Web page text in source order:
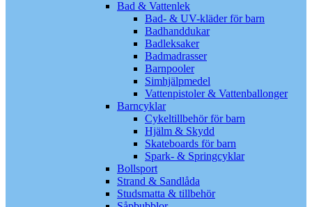
Bad & Vattenlek
Bad- & UV-kläder för barn
Badhanddukar
Badleksaker
Badmadrasser
Barnpooler
Simhjälpmedel
Vattenpistoler & Vattenballonger
Barncyklar
Cykeltillbehör för barn
Hjälm & Skydd
Skateboards för barn
Spark- & Springcyklar
Bollsport
Strand & Sandlåda
Studsmatta & tillbehör